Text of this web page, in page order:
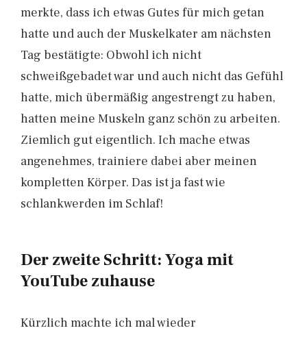
merkte, dass ich etwas Gutes für mich getan
hatte und auch der Muskelkater am nächsten
Tag bestätigte: Obwohl ich nicht
schweißgebadet war und auch nicht das Gefühl
hatte, mich übermäßig angestrengt zu haben,
hatten meine Muskeln ganz schön zu arbeiten.
Ziemlich gut eigentlich. Ich mache etwas
angenehmes, trainiere dabei aber meinen
kompletten Körper. Das ist ja fast wie
schlankwerden im Schlaf!
Der zweite Schritt: Yoga mit
YouTube zuhause
Kürzlich machte ich mal wieder